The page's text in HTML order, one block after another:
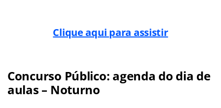
Clique aqui para assistir
Concurso Público: agenda do dia de
aulas – Noturno